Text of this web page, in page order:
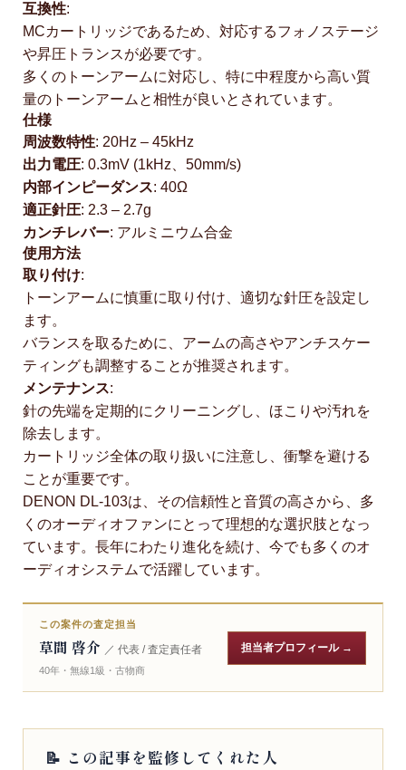
互換性:
MCカートリッジであるため、対応するフォノステージ
や昇圧トランスが必要です。
多くのトーンアームに対応し、特に中程度から高い質
量のトーンアームと相性が良いとされています。
仕様
周波数特性: 20Hz – 45kHz
出力電圧: 0.3mV (1kHz、50mm/s)
内部インピーダンス: 40Ω
適正針圧: 2.3 – 2.7g
カンチレバー: アルミニウム合金
使用方法
取り付け:
トーンアームに慎重に取り付け、適切な針圧を設定し
ます。
バランスを取るために、アームの高さやアンチスケー
ティングも調整することが推奨されます。
メンテナンス:
針の先端を定期的にクリーニングし、ほこりや汚れを
除去します。
カートリッジ全体の取り扱いに注意し、衝撃を避ける
ことが重要です。
DENON DL-103は、その信頼性と音質の高さから、多
くのオーディオファンにとって理想的な選択肢となっ
ています。長年にわたり進化を続け、今でも多くのオ
ーディオシステムで活躍しています。
この案件の査定担当
草間 啓介 ／ 代表 / 査定責任者
40年・無線1級・古物商
担当者プロフィール →
📝 この記事を監修してくれた人